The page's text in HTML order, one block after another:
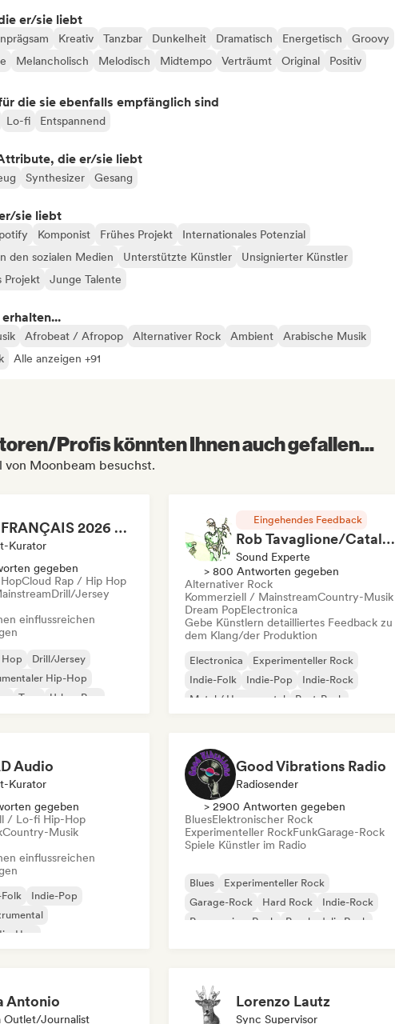
er/sie liebt
Kreativ Tanzbar Dunkelheit Dramatisch Energetisch
Groovy
Melancholisch Melodisch Midtempo Verträumt Original
Positiv
die sie ebenfalls empfänglich sind
Lo-fi Entspannend
die er/sie liebt
Synthesizer Gesang
sie liebt
Komponist Frühes Projekt
Internationales Potenzial
den sozialen Medien
Unterstützte Künstler
Unsignierter Künstler
Projekt
Junge Talente
Afrobeat / Afropop Alternativer Rock Ambient
Arabische Musik
Alle anzeigen +91
Profis könnten Ihnen auch gefallen...
von Moonbeam besuchst.
RAP FRANÇAIS 2026 🔥🇫🇷 (Way Records)
Kurator
gegeben
Cloud Rap / Hip Hop
Drill/Jersey
einflussreichen
Drill/Jersey
Hip-Hop
Trap
Urban Pop
Eingehendes Feedback
Rob Tavaglione/Catalyst Recording
Sound Experte
> 800 Antworten gegeben
Alternativer Rock
Kommerziell / MainstreamCountry-Musik
Dream PopElectronica
Gebe Künstlern detailliertes Feedback zu
dem Klang/der Produktion
Electronica
Experimenteller Rock
Indie-Folk
Indie-Pop
Indie-Rock
Metal / Heavy metal
Post-Punk
Audio
Kurator
gegeben
/ Lo-fi Hip-Hop
Country-Musik
einflussreichen
Indie-Pop
Hop
Good Vibrations Radio
Radiosender
> 2900 Antworten gegeben
BluesElektronischer Rock
Experimenteller RockFunkGarage-Rock
Spiele Künstler im Radio
Blues
Experimenteller Rock
Garage-Rock
Hard Rock
Indie-Rock
Progressiver Rock
Psychedelic Rock
Antonio
Outlet/Journalist
Lorenzo Lautz
Sync Supervisor